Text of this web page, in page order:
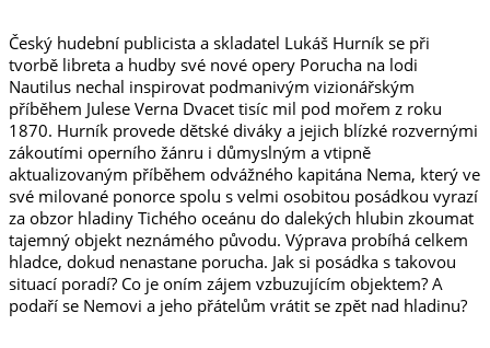
Český hudební publicista a skladatel Lukáš Hurník se při
tvorbě libreta a hudby své nové opery Porucha na lodi
Nautilus nechal inspirovat podmanivým vizionářským
příběhem Julese Verna Dvacet tisíc mil pod mořem z roku
1870. Hurník provede dětské diváky a jejich blízké rozvernými
zákoutími operního žánru i důmyslným a vtipně
aktualizovaným příběhem odvážného kapitána Nema, který ve
své milované ponorce spolu s velmi osobitou posádkou vyrazí
za obzor hladiny Tichého oceánu do dalekých hlubin zkoumat
tajemný objekt neznámého původu. Výprava probíhá celkem
hladce, dokud nenastane porucha. Jak si posádka s takovou
situací poradí? Co je oním zájem vzbuzujícím objektem? A
podaří se Nemovi a jeho přátelům vrátit se zpět nad hladinu?